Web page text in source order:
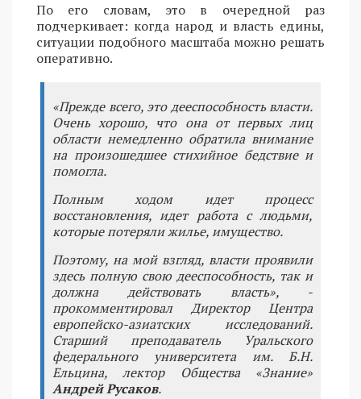
По его словам, это в очередной раз
подчеркивает: когда народ и власть едины,
ситуации подобного масштаба можно решать
оперативно.
«Прежде всего, это дееспособность власти.
Очень хорошо, что она от первых лиц
области немедленно обратила внимание
на произошедшее стихийное бедствие и
помогла.
Полным ходом идет процесс
восстановления, идет работа с людьми,
которые потеряли жилье, имущество.
Поэтому, на мой взгляд, власти проявили
здесь полную свою дееспособность, так и
должна действовать власть», -
прокомментировал Директор Центра
европейско-азиатских исследований.
Старший преподаватель Уральского
федерального университета им. Б.Н.
Ельцина, лектор Общества «Знание»
Андрей Русаков.